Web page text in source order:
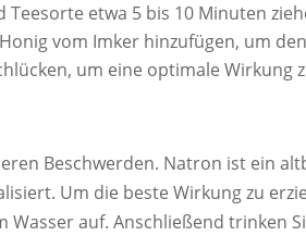
Teesorte etwa 5 bis 10 Minuten
vom Imker hinzufügen, um
um eine optimale Wirkung
Beschwerden. Natron ist ein
Um die beste Wirkung zu
auf. Anschließend trinken